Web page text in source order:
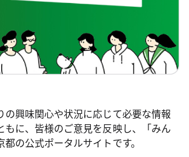
の興味関心や状況に応じて必要な情報
もに、皆様のご意見を反映し、「みん
の公式ポータルサイトです。